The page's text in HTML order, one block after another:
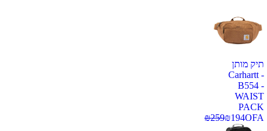
תיק מותן
Carhartt -
B554 -
WAIST
PACK
OFA
₪194
₪259